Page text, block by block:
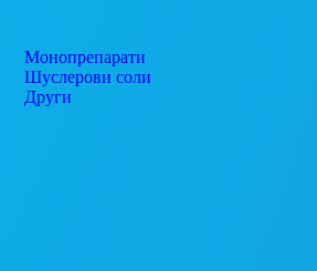
Монопрепарати
Шуслерови соли
Други